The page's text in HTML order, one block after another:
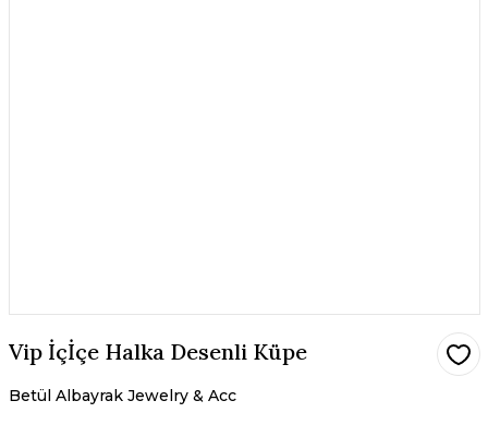
Vip İçİçe Halka Desenli Küpe
Betül Albayrak Jewelry & Acc